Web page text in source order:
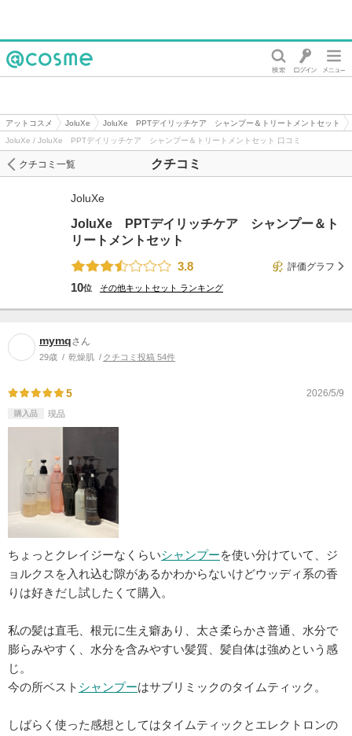
アットコスメ JoluXe
JoluXe PPTデイリッチケア シャンプー＆トリートメントセット
JoluXe / JoluXe PPTデイリッチケア シャンプー＆トリートメントセット 口コミ
クチコミ
クチコミ一覧
JoluXe
JoluXe PPTデイリッチケア シャンプー＆ト
リートメントセット
3.8
評価グラフ
10位 その他キットセット ランキング
mymqさん
29歳 乾燥肌 クチコミ投稿 54件
5 2026/5/9
購入品 現品
ちょっとクレイジーなくらいシャンプーを使い分けていて、ジ
ョルクスを入れ込む隙があるかわからないけどウッディ系の香
りは好きだし試したくて購入。
私の髪は直毛、根元に生え癖あり、太さ柔らかさ普通、水分で
膨らみやすく、水分を含みやすい髪質、髪自体は強めという感
じ。
今の所ベスト シャンプーはサブリミックのタイムティック。
しばらく使った感想としてはタイムティックとエレクトロンの